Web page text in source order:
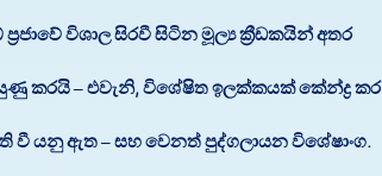
විශාල සිරවී සිටින මූල්‍ය ක්‍රීඩකයින් අතර.
කරයි – එවැනි, විශේෂිත ඉලක්කයක් කේන්ද්‍ර කර
වී යනු ඇත – සහ වෙනත් පුද්ගලායන විශේෂාංග.